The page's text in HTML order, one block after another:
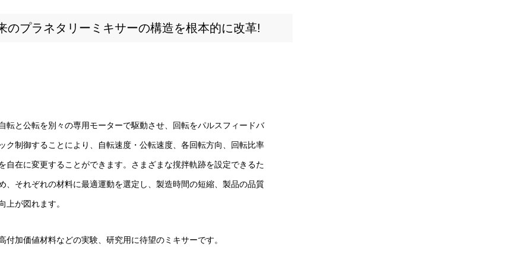
のプラネタリーミキサーの構造を根本的に改革!
転と公転を別々の専用モーターで駆動させ、回転をパルスフィードバ
ク制御することにより、自転速度・公転速度、各回転方向、回転比率
自在に変更することができます。さまざまな撹拌軌跡を設定できるた
、それぞれの材料に最適運動を選定し、製造時間の短縮、製品の品質
上が図れます。
付加価値材料などの実験、研究用に待望のミキサーです。